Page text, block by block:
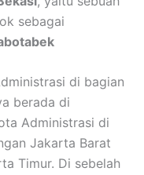
sebagai
di bagian
berada di
Administrasi di
Jakarta Barat
Timur. Di sebelah